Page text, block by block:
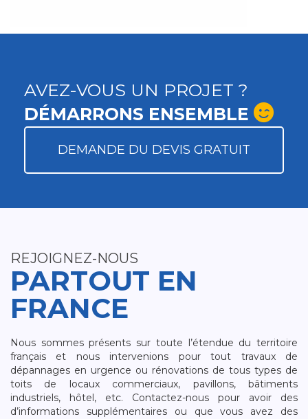
AVEZ-VOUS UN PROJET ?
DÉMARRONS ENSEMBLE
DEMANDE DU DEVIS GRATUIT
REJOIGNEZ-NOUS
PARTOUT EN
FRANCE
Nous sommes présents sur toute l’étendue du territoire
français et nous intervenions pour tout travaux de
dépannages en urgence ou rénovations de tous types de
toits de locaux commerciaux, pavillons, bâtiments
industriels, hôtel, etc. Contactez-nous pour avoir des
d’informations supplémentaires ou que vous avez des